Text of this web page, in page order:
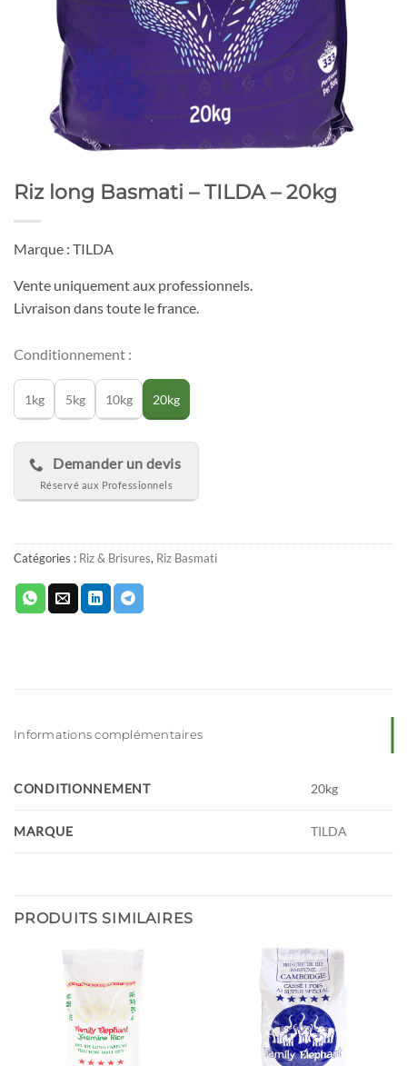
Riz long Basmati – TILDA – 20kg
Marque : TILDA
Vente uniquement aux professionnels.
Livraison dans toute le france.
Conditionnement :
1kg 5kg 10kg 20kg
Demander un devis
Catégories : Riz & Brisures, Riz Basmati
Informations complémentaires
CONDITIONNEMENT 20kg
MARQUE TILDA
PRODUITS SIMILAIRES